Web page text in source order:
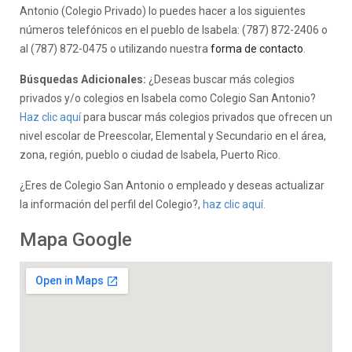
Antonio (Colegio Privado) lo puedes hacer a los siguientes
números telefónicos en el pueblo de Isabela: (787) 872-2406 o
al (787) 872-0475 o utilizando nuestra forma de contacto
Búsquedas Adicionales: ¿Deseas buscar más colegios
privados y/o colegios en Isabela como Colegio San Antonio?
Haz clic aquípara buscar más colegios privados que ofrecen un
nivel escolar de Preescolar, Elemental y Secundario en el área,
zona, región, pueblo o ciudad de Isabela, Puerto Rico.
¿Eres de Colegio San Antonio o empleado y deseas actualizar
la información del perfil del Colegio?, haz clic aquí.
Mapa Google